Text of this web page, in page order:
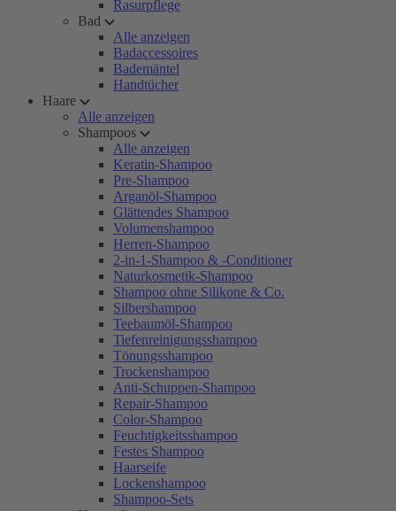
Rasurpflege
Bad
Alle anzeigen
Badaccessoires
Bademäntel
Handtücher
Haare
Alle anzeigen
Shampoos
Alle anzeigen
Keratin-Shampoo
Pre-Shampoo
Arganöl-Shampoo
Glättendes Shampoo
Volumenshampoo
Herren-Shampoo
2-in-1-Shampoo & -Conditioner
Naturkosmetik-Shampoo
Shampoo ohne Silikone & Co.
Silbershampoo
Teebaumöl-Shampoo
Tiefenreinigungsshampoo
Tönungsshampoo
Trockenshampoo
Anti-Schuppen-Shampoo
Repair-Shampoo
Color-Shampoo
Feuchtigkeitsshampoo
Festes Shampoo
Haarseife
Lockenshampoo
Shampoo-Sets